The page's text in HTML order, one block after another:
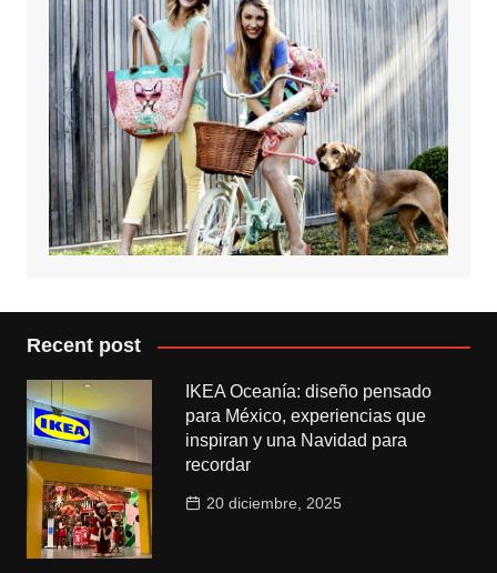
Recent post
IKEA Oceanía: diseño pensado
para México, experiencias que
inspiran y una Navidad para
recordar
20 diciembre, 2025